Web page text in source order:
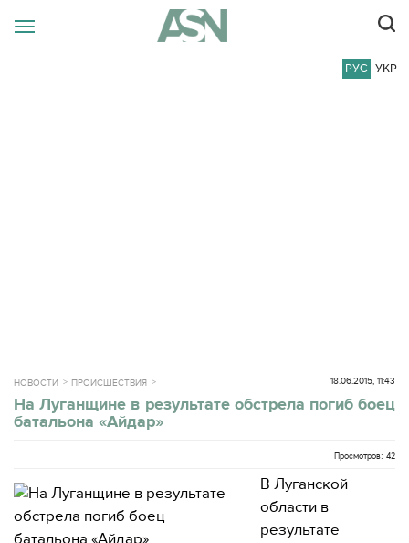
РУС УКР
НОВОСТИ ПРОИСШЕСТВИЯ 18.06.2015, 11:43
На Луганщине в результате обстрела погиб боец
батальона «Айдар»
Просмотров: 42
В Луганской
области в
результате